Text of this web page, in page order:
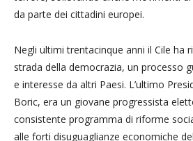
da parte dei cittadini europei.
Negli ultimi trentacinque anni il Cile ha
strada della democrazia, un processo
e interesse da altri Paesi. L’ultimo
Boric, era un giovane progressista
consistente programma di riforme
alle forti disuguaglianze economiche